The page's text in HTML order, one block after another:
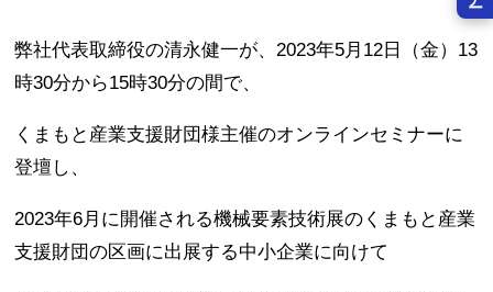
弊社代表取締役の清永健一が、2023年5月12日（金）13
時30分から15時30分の間で、
くまもと産業支援財団様主催のオンラインセミナーに
登壇し、
2023年6月に開催される機械要素技術展のくまもと産業
支援財団の区画に出展する中小企業に向けて